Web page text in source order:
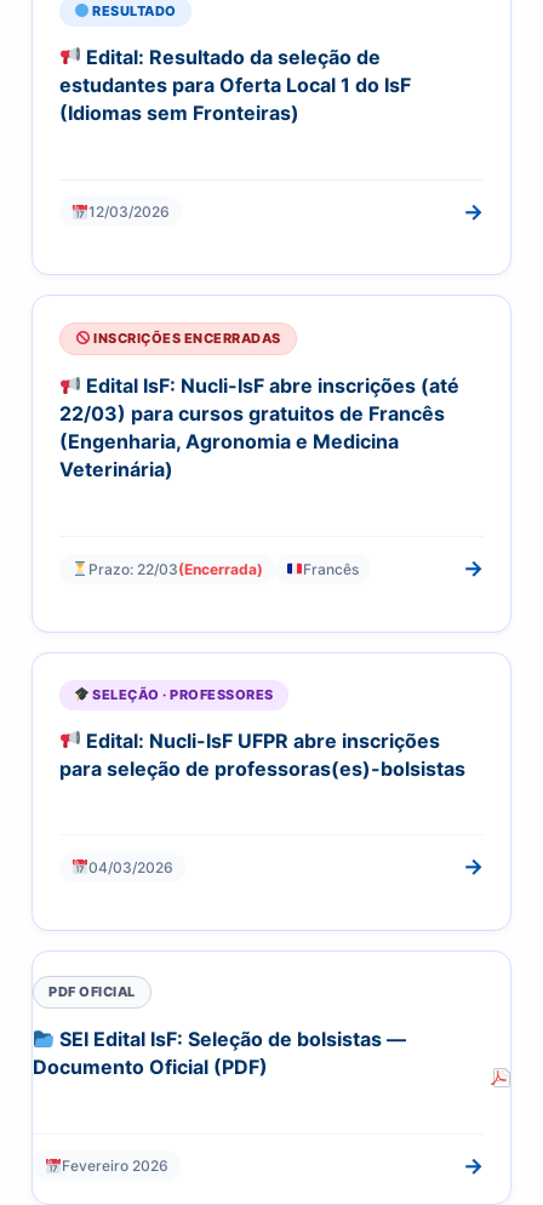
RESULTADO
Edital: Resultado da seleção de
estudantes para Oferta Local 1 do IsF
(Idiomas sem Fronteiras)
12/03/2026 →
INSCRIÇÕES ENCERRADAS
Edital IsF: Nucli-IsF abre inscrições (até
22/03) para cursos gratuitos de Francês
(Engenharia, Agronomia e Medicina
Veterinária)
Prazo: 22/03(Encerrada) Francês →
SELEÇÃO · PROFESSORES
Edital: Nucli-IsF UFPR abre inscrições
para seleção de professoras(es)-bolsistas
04/03/2026 →
PDF OFICIAL
SEI Edital IsF: Seleção de bolsistas —
Documento Oficial (PDF)
Fevereiro 2026 →